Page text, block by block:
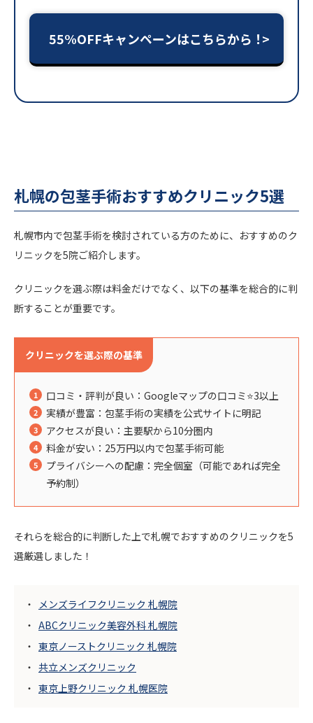
55%OFFキャンペーンはこちらから！
札幌の包茎手術おすすめクリニック5選
札幌市内で包茎手術を検討されている方のために、​おすすめのク
リニックを5院ご紹介します。​
クリニックを選ぶ際は料金だけでなく、以下の基準を総合的に判
断することが重要です。
クリニックを選ぶ際の基準
口コミ・評判が良い：Googleマップの口コミ⭐️3以上
実績が豊富：包茎手術の実績を公式サイトに明記
アクセスが良い：主要駅から10分圏内
料金が安い：25万円以内で包茎手術可能
プライバシーへの配慮：完全個室（可能であれば完全
予約制）
それらを総合的に判断した上で札幌でおすすめのクリニックを5
選厳選しました！
メンズライフクリニック 札幌院
ABCクリニック美容外科 札幌院
東京ノーストクリニック 札幌院
共立メンズクリニック
東京上野クリニック 札幌医院